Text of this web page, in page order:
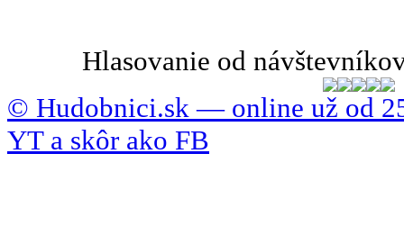
Hlasovanie od
© Hudobnici.sk — online už od
YT a skôr ako FB